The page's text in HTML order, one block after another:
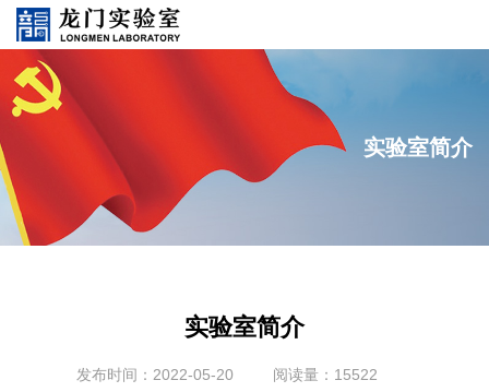
实验室简介
实验室简介
发布时间：2022-05-20 阅读量：15522